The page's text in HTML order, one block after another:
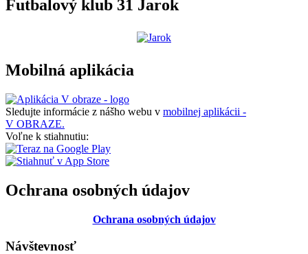
Futbalový klub 31 Jarok
Mobilná aplikácia
Sledujte informácie z nášho webu v mobilnej aplikácii -
V OBRAZE.
Voľne k stiahnutiu:
Ochrana osobných údajov
Ochrana osobných údajov
Návštevnosť